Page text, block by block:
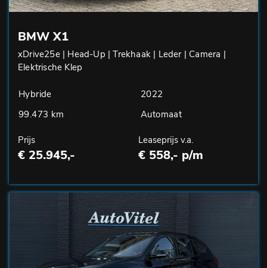
BMW X1
xDrive25e | Head-Up | Trekhaak | Leder | Camera |
Elektrische Klep
Hybride
2022
99.473 km
Automaat
Prijs
€ 25.945,-
Leaseprijs v.a.
€ 558,- p/m